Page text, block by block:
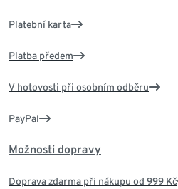
Platební karta
Platba předem
V hotovosti při osobním odběru
PayPal
Možnosti dopravy
Doprava zdarma při nákupu od 999 Kč